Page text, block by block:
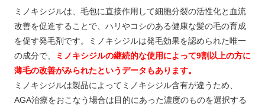
ミノキシジルは、毛包に直接作用して細胞分裂の活性化と血流
改善を促進することで、ハリやコシのある健康な髪の毛の育成
を促す発毛剤です。ミノキシジルは発毛効果を認められた唯一
の成分で、
ミノキシジルの継続的な使用によって9割以上の方に
薄毛の改善がみられたというデータもあります。
ミノキシジルは製品によってミノキシジル含有が違うため、
AGA治療をおこなう場合は目的にあった濃度のものを選択する